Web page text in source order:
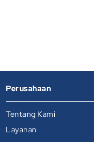
Perusahaan
Tentang Kami
Layanan